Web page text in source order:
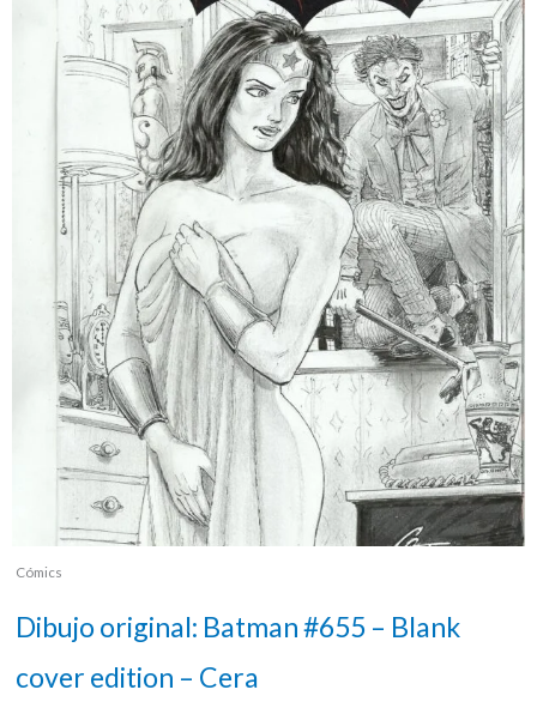
Cómics
Dibujo original: Batman #655 – Blank
cover edition – Cera